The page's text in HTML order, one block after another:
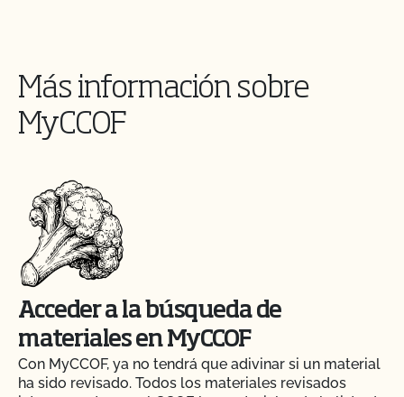
Más información sobre
MyCCOF
Acceder a la búsqueda de
materiales en MyCCOF
Con MyCCOF, ya no tendrá que adivinar si un material
ha sido revisado. Todos los materiales revisados